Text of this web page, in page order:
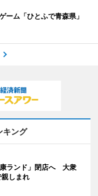
ーム「ひとふで青森県」
キング
ランド」閉店へ 大衆
しまれ